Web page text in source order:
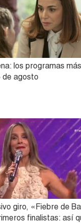
los programas
de agosto
giro, «Fiebre de
finalistas: así